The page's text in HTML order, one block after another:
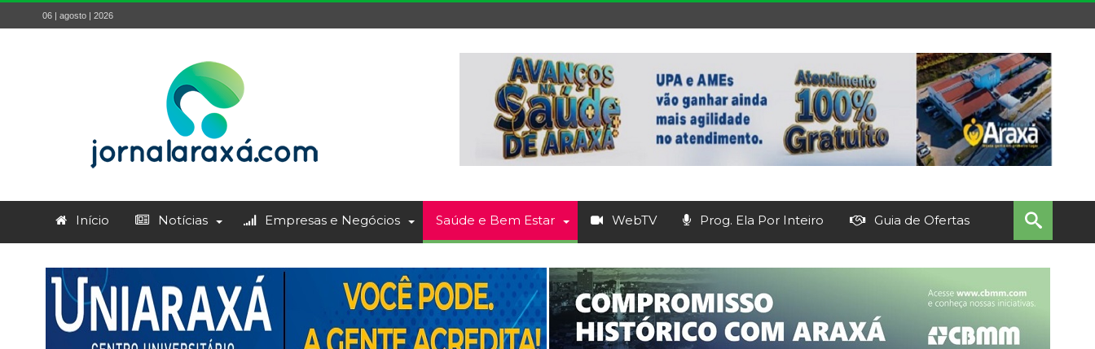
06 | agosto | 2026
Início Notícias Empresas e Negócios Saúde e Bem Estar WebTV Prog. Ela Por Inteiro Guia de Ofertas